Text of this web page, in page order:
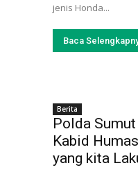
jenis Honda...
Baca
Berita
Polda
Kabid
yang kita